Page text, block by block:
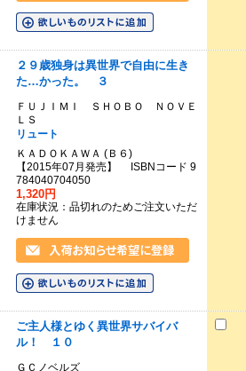
２９歳独身は異世界で自由に生き
た…かった。 ３
ＦＵＪＩＭＩ ＳＨＯＢＯ ＮＯＶＥ
ＬＳ
リュート
ＫＡＤＯＫＡＷＡ (Ｂ６)
【2015年07月発売】 ISBNコード 9
784040704050
1,320円
在庫状況：品切れのためご注文いただ
けません
ご主人様とゆく異世界サバイバ
ル！ １０
ＧＣノベルズ